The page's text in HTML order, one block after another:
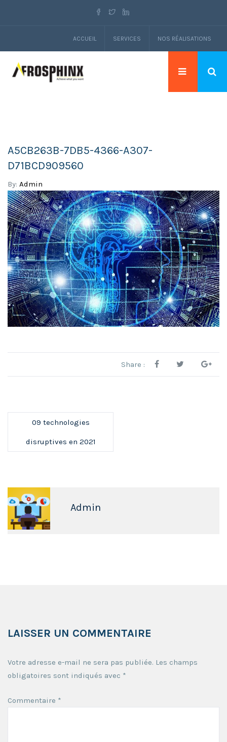
ACCUEIL SERVICES NOS RÉALISATIONS
A5CB263B-7DB5-4366-A307-
D71BCD909560
By: Admin
Share :
09 technologies
disruptives en 2021
Admin
LAISSER UN COMMENTAIRE
Votre adresse e-mail ne sera pas publiée. Les champs
obligatoires sont indiqués avec *
Commentaire *